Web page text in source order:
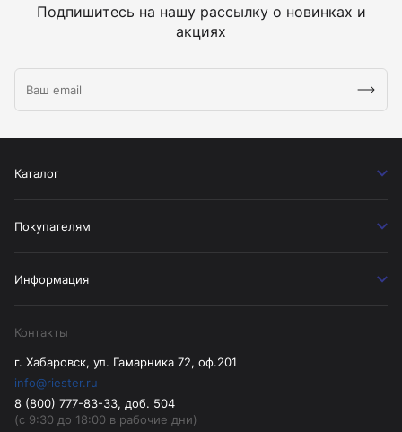
Подпишитесь на нашу рассылку о новинках и
акциях
Каталог
Покупателям
Информация
Контакты
г. Хабаровск, ул. Гамарника 72, оф.201
info@riester.ru
8 (800) 777-83-33, доб. 504
(с 9:30 до 18:00 в рабочие дни)